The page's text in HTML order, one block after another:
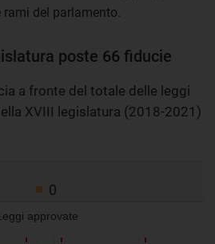
del parlamento.
poste 66 fiducie
a fronte del totale delle leggi
XVIII legislatura (2018-2021)